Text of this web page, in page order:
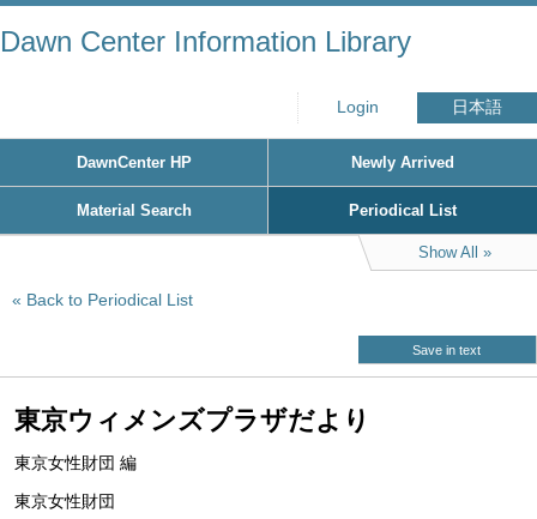
Dawn Center Information Library
Login 日本語
DawnCenter HP Newly Arrived
Material Search Periodical List
Show All
Back to Periodical List
Save in text
東京ウィメンズプラザだより
東京女性財団 編
東京女性財団